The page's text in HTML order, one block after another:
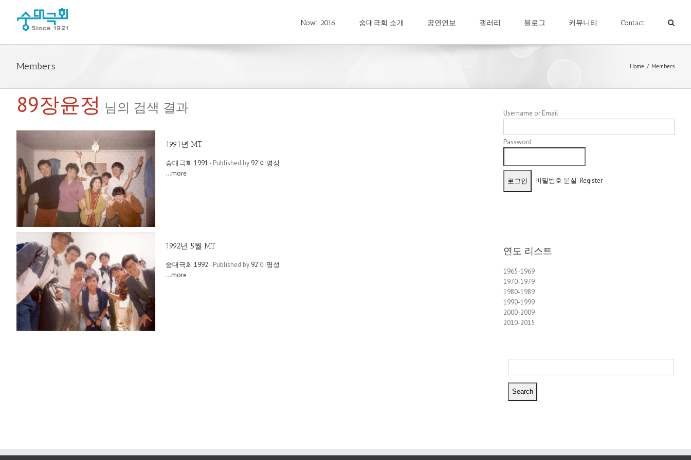
Now! 2016 숭대극회 소개 공연연보 갤러리 블로그 커뮤니티 Contact
Members Home / Members
89장윤정 님의 검색 결과
1991년 MT
숭대극회 1991 - Published by 92'이명성
...more
1992년 5월 MT
숭대극회 1992 - Published by 92'이명성
...more
Username or Email
Password
비밀번호 분실 Register
연도 리스트
1965-1969
1970-1979
1980-1989
1990-1999
2000-2009
2010-2015